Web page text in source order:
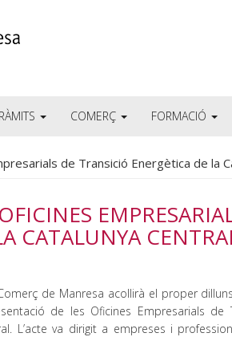
COMERÇ FORMACIÓ
de Transició Energètica de la
CATALUNYA
de Manresa acollirà el proper
de les Oficines Empresarials de
L’acte va dirigit a empreses i